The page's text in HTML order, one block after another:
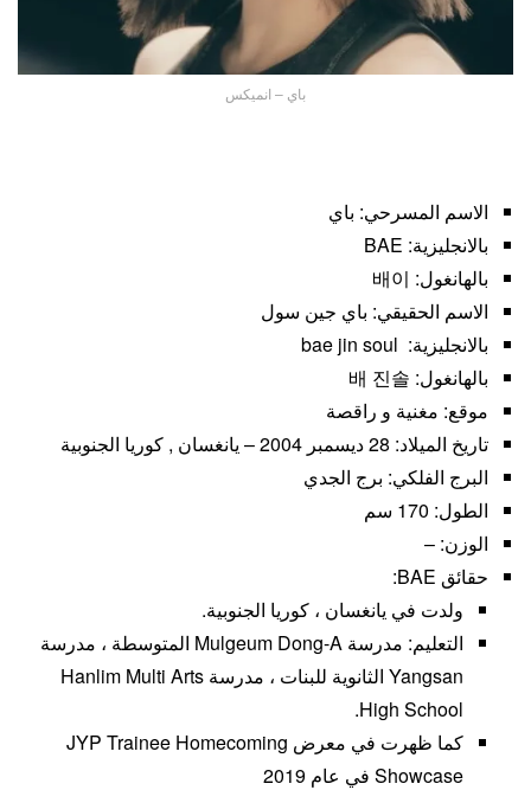
باي – انميكس
الاسم المسرحي: باي
بالانجليزية: BAE
بالهانغول: 배이
الاسم الحقيقي: باي جين سول
بالانجليزية: bae jin soul
بالهانغول: 배 진솔
موقع: مغنية و راقصة
تاريخ الميلاد: 28 ديسمبر 2004 – يانغسان , كوريا الجنوبية
البرج الفلكي: برج الجدي
الطول: 170 سم
الوزن: –
حقائق BAE:
ولدت في يانغسان ، كوريا الجنوبية.
التعليم: مدرسة Mulgeum Dong-A المتوسطة ، مدرسة
Yangsan الثانوية للبنات ، مدرسة Hanlim Multi Arts
High School.
كما ظهرت في معرض JYP Trainee Homecoming
Showcase في عام 2019